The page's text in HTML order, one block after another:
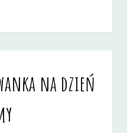
na dzień